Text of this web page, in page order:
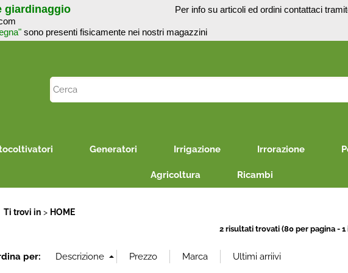
giardinaggio Per info su articoli ed ordini contattaci
sono presenti fisicamente nei
il
poi
Generatori Irrigazione Irrorazione
Agricoltura Ricambi
Ti trovi in HOME
2 risultati trovati (80 per pagina -
per: